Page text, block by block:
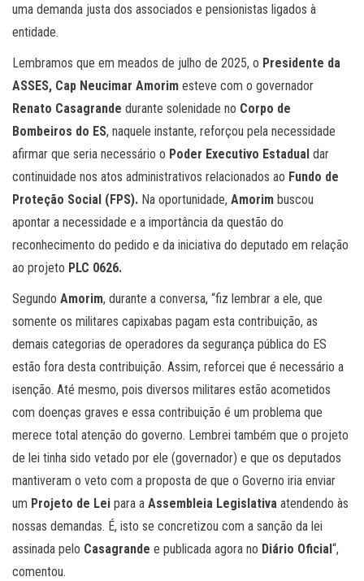
uma demanda justa dos associados e pensionistas ligados à
entidade.
Lembramos que em meados de julho de 2025, o Presidente da
ASSES, Cap Neucimar Amorim esteve com o governador
Renato Casagrande durante solenidade no Corpo de
Bombeiros do ES, naquele instante, reforçou pela necessidade
afirmar que seria necessário o Poder Executivo Estadual dar
continuidade nos atos administrativos relacionados ao Fundo de
Proteção Social (FPS). Na oportunidade, Amorim buscou
apontar a necessidade e a importância da questão do
reconhecimento do pedido e da iniciativa do deputado em relação
ao projeto PLC 0626.
Segundo Amorim, durante a conversa, “fiz lembrar a ele, que
somente os militares capixabas pagam esta contribuição, as
demais categorias de operadores da segurança pública do ES
estão fora desta contribuição. Assim, reforcei que é necessário a
isenção. Até mesmo, pois diversos militares estão acometidos
com doenças graves e essa contribuição é um problema que
merece total atenção do governo. Lembrei também que o projeto
de lei tinha sido vetado por ele (governador) e que os deputados
mantiveram o veto com a proposta de que o Governo iria enviar
um Projeto de Lei para a Assembleia Legislativa atendendo às
nossas demandas. É, isto se concretizou com a sanção da lei
assinada pelo Casagrande e publicada agora no Diário Oficial“,
comentou.